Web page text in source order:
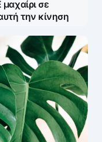
browser for the
σε
την κίνηση